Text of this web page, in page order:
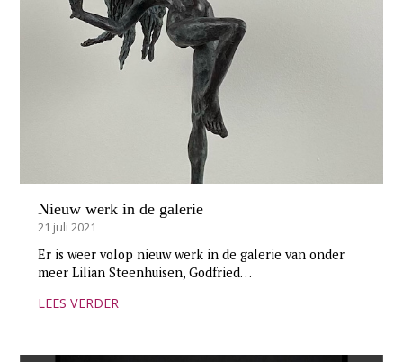
Nieuw werk in de galerie
21 juli 2021
Er is weer volop nieuw werk in de galerie van onder
meer Lilian Steenhuisen, Godfried…
LEES VERDER